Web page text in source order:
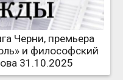
Черни, премьера
и философский
31.10.2025